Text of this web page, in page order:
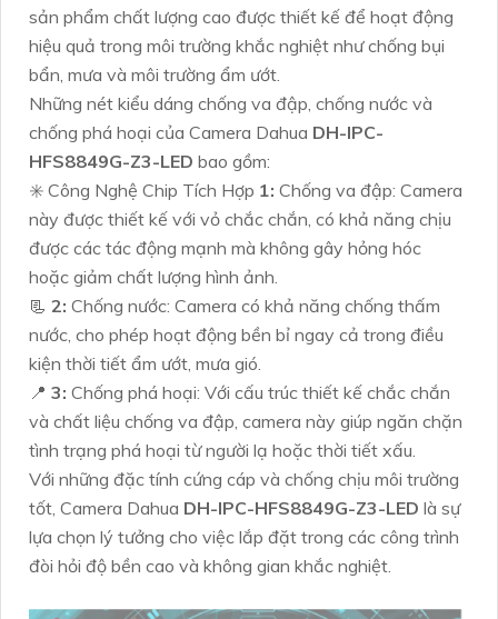
sản phẩm chất lượng cao được thiết kế để hoạt động
hiệu quả trong môi trường khắc nghiệt như chống bụi
bẩn, mưa và môi trường ẩm ướt.
Những nét kiểu dáng chống va đập, chống nước và
chống phá hoại của Camera Dahua DH-IPC-
HFS8849G-Z3-LED bao gồm:
✳️ Công Nghệ Chip Tích Hợp 1: Chống va đập: Camera
này được thiết kế với vỏ chắc chắn, có khả năng chịu
được các tác động mạnh mà không gây hỏng hóc
hoặc giảm chất lượng hình ảnh.
📃 2: Chống nước: Camera có khả năng chống thấm
nước, cho phép hoạt động bền bỉ ngay cả trong điều
kiện thời tiết ẩm ướt, mưa gió.
📍 3: Chống phá hoại: Với cấu trúc thiết kế chắc chắn
và chất liệu chống va đập, camera này giúp ngăn chặn
tình trạng phá hoại từ người lạ hoặc thời tiết xấu.
Với những đặc tính cứng cáp và chống chịu môi trường
tốt, Camera Dahua DH-IPC-HFS8849G-Z3-LED là sự
lựa chọn lý tưởng cho việc lắp đặt trong các công trình
đòi hỏi độ bền cao và không gian khắc nghiệt.